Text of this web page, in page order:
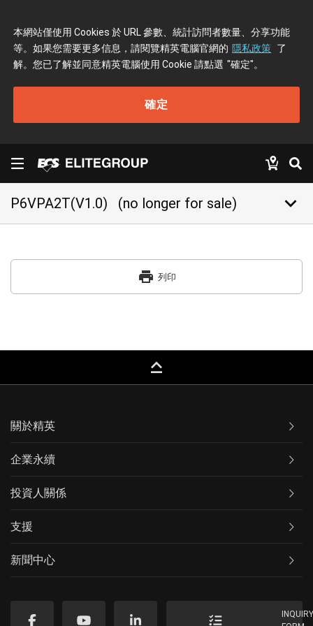
本網站僅使用 Cookies 於 URL 參數、統計訪問者數量、分享功能
等。如果您需要更多信息，請閱覽精英電腦官網的 隱私政策 了
解。您已了解並同意精英電腦使用 Cookie 請點選 "確定"。
確定
P6VPA2T(V1.0) (no longer for sale) keyboard_arrow_down
print 列印
keyboard_capslock
關於精英
企業永續
投資人關係
支援
新聞中心